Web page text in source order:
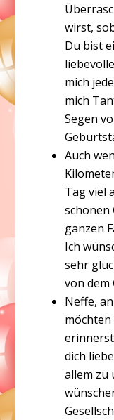
wirst,
Du bist
mich
mich
Segen
Auch
Tag viel
schönen
ganzen
Ich
sehr
von dem
Neffe,
möchten
dich
allem zu